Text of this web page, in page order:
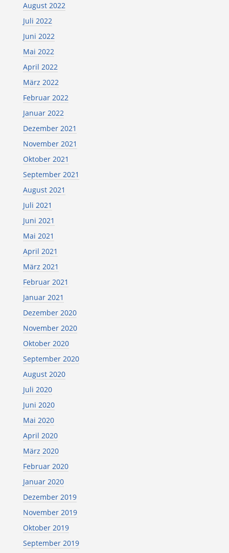
August 2022
Juli 2022
Juni 2022
Mai 2022
April 2022
März 2022
Februar 2022
Januar 2022
Dezember 2021
November 2021
Oktober 2021
September 2021
August 2021
Juli 2021
Juni 2021
Mai 2021
April 2021
März 2021
Februar 2021
Januar 2021
Dezember 2020
November 2020
Oktober 2020
September 2020
August 2020
Juli 2020
Juni 2020
Mai 2020
April 2020
März 2020
Februar 2020
Januar 2020
Dezember 2019
November 2019
Oktober 2019
September 2019